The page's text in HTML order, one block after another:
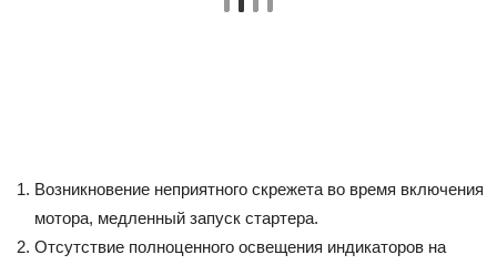
Возникновение неприятного скрежета во время включения
мотора, медленный запуск стартера.
Отсутствие полноценного освещения индикаторов на